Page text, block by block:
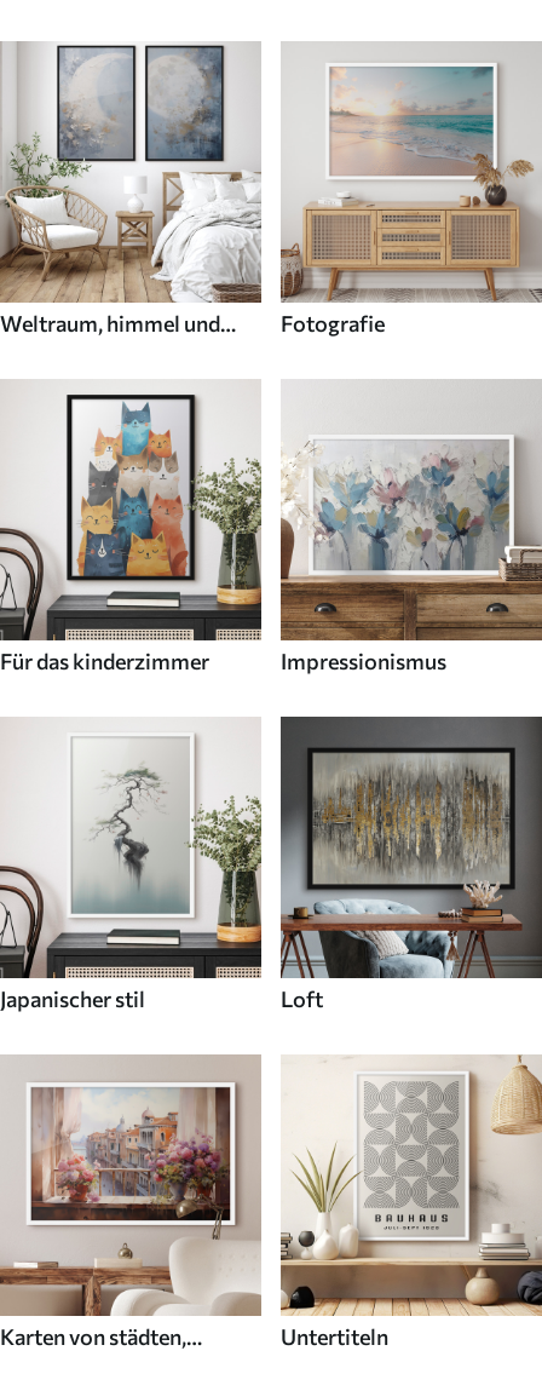
Weltraum, himmel und
Fotografie
Für das kinderzimmer Impressionismus
Japanischer stil Loft
Karten von städten,
Untertiteln